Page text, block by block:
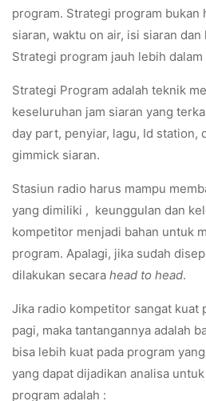
program. Strategi program bukan
siaran, waktu on air, isi siaran
Strategi program jauh lebih dalam
Strategi Program adalah teknik
keseluruhan jam siaran yang
day part, penyiar, lagu, Id station,
gimmick siaran.
Stasiun radio harus mampu
yang dimiliki , keunggulan dan
kompetitor menjadi bahan untuk
program. Apalagi, jika sudah
dilakukan secara head to head.
Jika radio kompetitor sangat kuat
pagi, maka tantangannya adalah
bisa lebih kuat pada program
yang dapat dijadikan analisa
program adalah :